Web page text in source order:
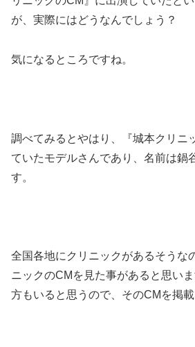
が、実際にはどうなんでしょう？
気になるところですね。
調べてみるとやはり、『城本クリニ
ていたモデルさんであり、名前は鍋
す。
全国各地にクリニックがあるそうな
ニックのCMを見た事があると思い
方もいると思うので、そのCMを掲載